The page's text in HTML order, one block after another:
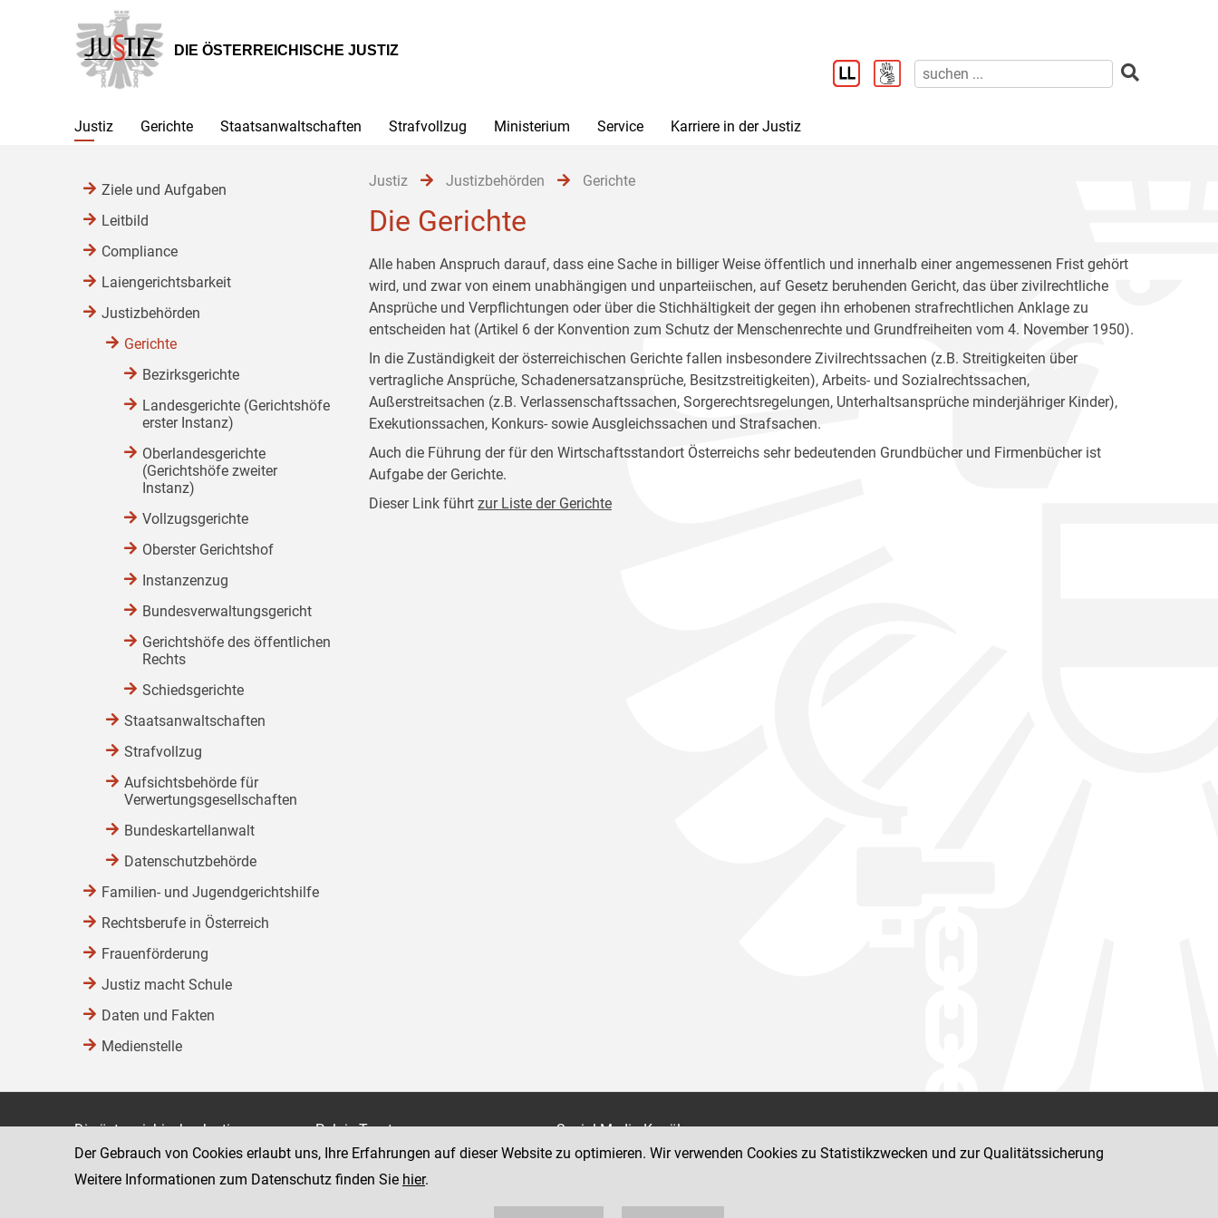
Hauptnavigation
[1]
Inhalt
[2]
Untermenü
[3]
DIE ÖSTERREICHISCHE JUSTIZ
Justiz Gerichte Staatsanwaltschaften Strafvollzug Ministerium Service Karriere in der Justiz
Justiz Justizbehörden Gerichte
Die Gerichte
Alle haben Anspruch darauf, dass eine Sache in billiger Weise öffentlich und innerhalb einer angemessenen Frist gehört
wird, und zwar von einem unabhängigen und unparteiischen, auf Gesetz beruhenden Gericht, das über zivilrechtliche
Ansprüche und Verpflichtungen oder über die Stichhältigkeit der gegen ihn erhobenen strafrechtlichen Anklage zu
entscheiden hat (Artikel 6 der Konvention zum Schutz der Menschenrechte und Grundfreiheiten vom 4. November 1950).
In die Zuständigkeit der österreichischen Gerichte fallen insbesondere Zivilrechtssachen (z.B. Streitigkeiten über
vertragliche Ansprüche, Schadenersatzansprüche, Besitzstreitigkeiten), Arbeits- und Sozialrechtssachen,
Außerstreitsachen (z.B. Verlassenschaftssachen, Sorgerechtsregelungen, Unterhaltsansprüche minderjähriger Kinder),
Exekutionssachen, Konkurs- sowie Ausgleichssachen und Strafsachen.
Auch die Führung der für den Wirtschaftsstandort Österreichs sehr bedeutenden Grundbücher und Firmenbücher ist
Aufgabe der Gerichte.
Dieser Link führt zur Liste der Gerichte
Ziele und Aufgaben
Leitbild
Compliance
Laiengerichtsbarkeit
Justizbehörden
Gerichte
Bezirksgerichte
Landesgerichte (Gerichtshöfe
erster Instanz)
Oberlandesgerichte
(Gerichtshöfe zweiter
Instanz)
Vollzugsgerichte
Oberster Gerichtshof
Instanzenzug
Bundesverwaltungsgericht
Gerichtshöfe des öffentlichen
Rechts
Schiedsgerichte
Staatsanwaltschaften
Strafvollzug
Aufsichtsbehörde für
Verwertungsgesellschaften
Bundeskartellanwalt
Datenschutzbehörde
Familien- und Jugendgerichtshilfe
Rechtsberufe in Österreich
Frauenförderung
Justiz macht Schule
Daten und Fakten
Medienstelle
Die österreichische Justiz
Bundesministerium für Justiz
justiz.gv.at
Palais Trautson
Museumstraße 7
1070 Wien
Social Media Kanäle
der Justiz und des BMJ
Der Gebrauch von Cookies erlaubt uns, Ihre Erfahrungen auf dieser Website zu optimieren. Wir verwenden Cookies zu Statistikzwecken und zur Qualitätssicherung
Weitere Informationen zum Datenschutz finden Sie hier.